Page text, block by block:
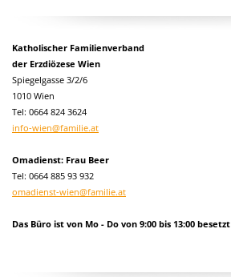
Katholischer Familienverband
der Erzdiözese Wien
Spiegelgasse 3/2/6
1010 Wien
Tel: 0664 824 3624
info-wien@familie.at
Omadienst: Frau Beer
Tel: 0664 885 93 932
omadienst-wien@familie.at
Das Büro ist von Mo - Do von 9:00 bis 13:00 besetzt